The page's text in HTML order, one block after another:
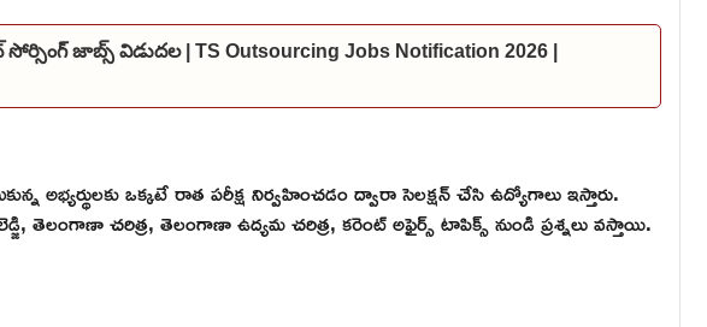
జాబ్స్ విడుదల | TS Outsourcing Jobs Notification 2026 |
అభ్యర్థులకు ఒక్కటే రాత పరీక్ష నిర్వహించడం ద్వారా సెలక్షన్ చేసి ఉద్యోగాలు ఇస్తారు.
తెలంగాణా చరిత్ర, తెలంగాణా ఉద్యమ చరిత్ర, కరెంట్ అఫైర్స్ టాపిక్స్ నుండి ప్రశ్నలు వస్తాయి.